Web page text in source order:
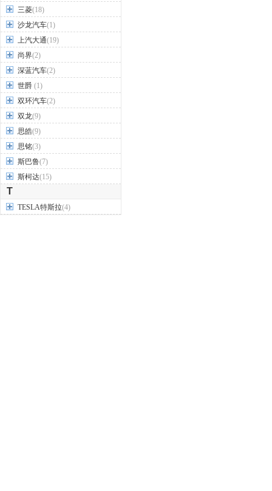
三菱(18)
沙龙汽车(1)
上汽大通(19)
尚界(2)
深蓝汽车(2)
世爵 (1)
双环汽车(2)
双龙(9)
思皓(9)
思铭(3)
斯巴鲁(7)
斯柯达(15)
T
TESLA特斯拉(4)